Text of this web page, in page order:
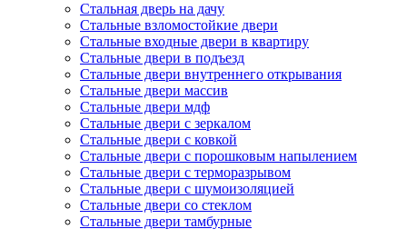
Стальная дверь на дачу
Стальные взломостойкие двери
Стальные входные двери в квартиру
Стальные двери в подъезд
Стальные двери внутреннего открывания
Стальные двери массив
Стальные двери мдф
Стальные двери с зеркалом
Стальные двери с ковкой
Стальные двери с порошковым напылением
Стальные двери с терморазрывом
Стальные двери с шумоизоляцией
Стальные двери со стеклом
Стальные двери тамбурные